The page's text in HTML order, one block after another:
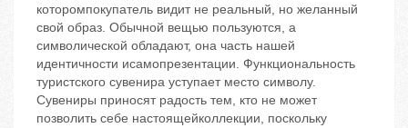
которомпокупатель видит не реальный, но желанный
свой образ. Обычной вещью пользуются, а
символической обладают, она часть нашей
идентичности исамопрезентации. Функциональность
туристского сувенира уступает место символу.
Сувениры приносят радость тем, кто не может
позволить себе настоящейколлекции, поскольку